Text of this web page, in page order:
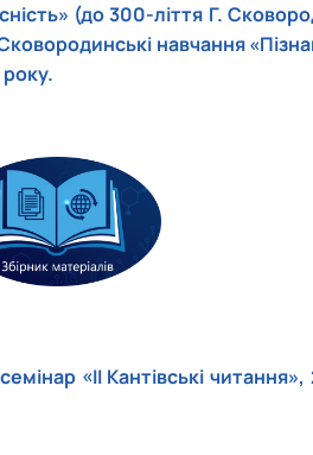
(до 300-ліття Г.
навчання
«ІІ Кантівські читання»,